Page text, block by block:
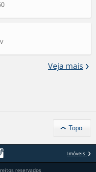
Veja mais
Topo
Imóveis
reservados